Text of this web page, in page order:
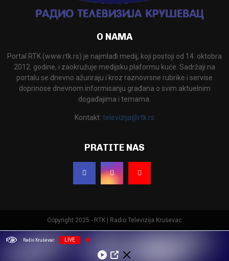
O NAMA
Portal RTK (www.rtk.rs) je najmlađi medij, koji postoji od 14. oktobra
2012. godine, i zaokružuje medijsku plaformu kuće. Sadržaji na
portalu se dnevno ažuriraju i kroz raznovrsne rubrike i servise
doprinose dnevnom informisanju građana o svim aktuelnim
događajima i temama.
Kontakt: televizija@rtk.rs
PRATITE NAS
Copyright 2025 - RTK | Radio Televizija Kruševac
Radio Kruševac LIVE